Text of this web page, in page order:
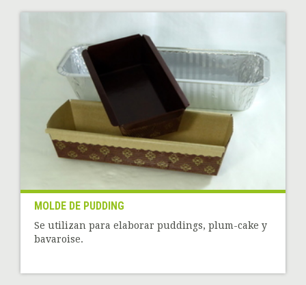
MOLDE DE PUDDING
Se utilizan para elaborar puddings, plum-cake y
bavaroise.